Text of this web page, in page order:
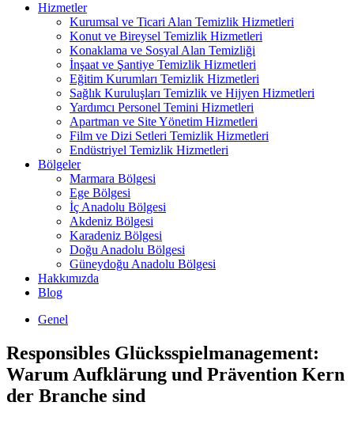
Hizmetler
Kurumsal ve Ticari Alan Temizlik Hizmetleri
Konut ve Bireysel Temizlik Hizmetleri
Konaklama ve Sosyal Alan Temizliği
İnşaat ve Şantiye Temizlik Hizmetleri
Eğitim Kurumları Temizlik Hizmetleri
Sağlık Kuruluşları Temizlik ve Hijyen Hizmetleri
Yardımcı Personel Temini Hizmetleri
Apartman ve Site Yönetim Hizmetleri
Film ve Dizi Setleri Temizlik Hizmetleri
Endüstriyel Temizlik Hizmetleri
Bölgeler
Marmara Bölgesi
Ege Bölgesi
İç Anadolu Bölgesi
Akdeniz Bölgesi
Karadeniz Bölgesi
Doğu Anadolu Bölgesi
Güneydoğu Anadolu Bölgesi
Hakkımızda
Blog
Genel
Responsibles Glücksspielmanagement:
Warum Aufklärung und Prävention Kern
der Branche sind